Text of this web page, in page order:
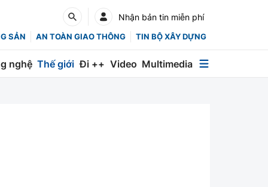
Nhận bản tin miễn phí
SẢN AN TOÀN GIAO THÔNG TIN BỘ XÂY DỰNG
nghệ Thế giới Đi ++ Video Multimedia